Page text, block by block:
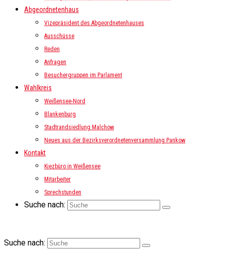
Abgeordnetenhaus
Vizepräsident des Abgeordnetenhauses
Ausschüsse
Reden
Anfragen
Besuchergruppen im Parlament
Wahlkreis
Weißensee-Nord
Blankenburg
Stadtrandsiedlung Malchow
Neues aus der Bezirksverordnetenversammlung Pankow
Kontakt
Kiezbüro in Weißensee
Mitarbeiter
Sprechstunden
Suche nach:
Suche nach: